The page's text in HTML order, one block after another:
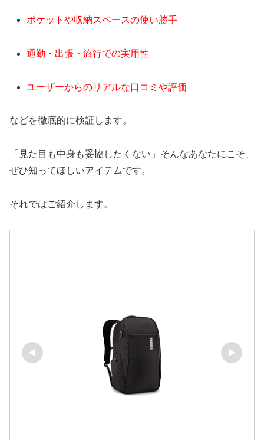
ポケットや収納スペースの使い勝手
通勤・出張・旅行での実用性
ユーザーからのリアルな口コミや評価
などを徹底的に検証します。
「見た目も中身も妥協したくない」そんなあなたにこそ、
ぜひ知ってほしいアイテムです。
それではご紹介します。